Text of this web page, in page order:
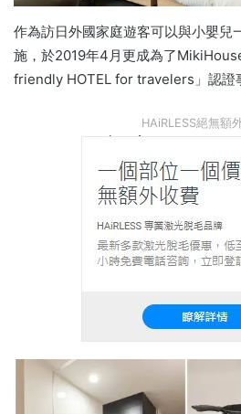
作為訪日外國家庭遊客可以與小嬰兒
施，於2019年4月更成為了
friendly HOTEL for travelers」認證
HAiRLESS絕無額